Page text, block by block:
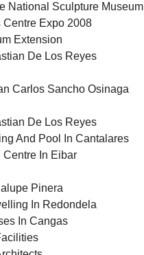
National Sculpture Museum
Centre Expo 2008
Extension
De Los Reyes
Carlos Sancho Osinaga
De Los Reyes
And Pool In Cantalares
Centre In Eibar
Pinera
In Redondela
In Cangas